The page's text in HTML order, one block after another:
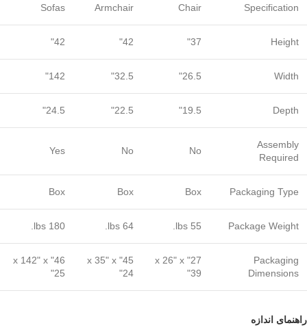
Specification
Chair
Armchair
Sofas
Height
37"
42"
42"
Width
26.5"
32.5"
142"
Depth
19.5"
22.5"
24.5"
Assembly
Required
No
No
Yes
Packaging Type
Box
Box
Box
Package Weight
55 lbs.
64 lbs.
180 lbs.
Packaging
Dimensions
27" x 26" x
39"
45" x 35" x
24"
46" x 142" x
25"
راهنمای اندازه